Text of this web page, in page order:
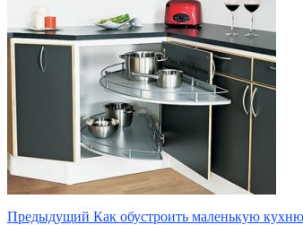
Предыдущий Как обустроить маленькую кухню